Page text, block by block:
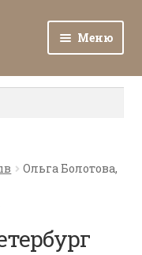
Меню
Ольга Болотова,